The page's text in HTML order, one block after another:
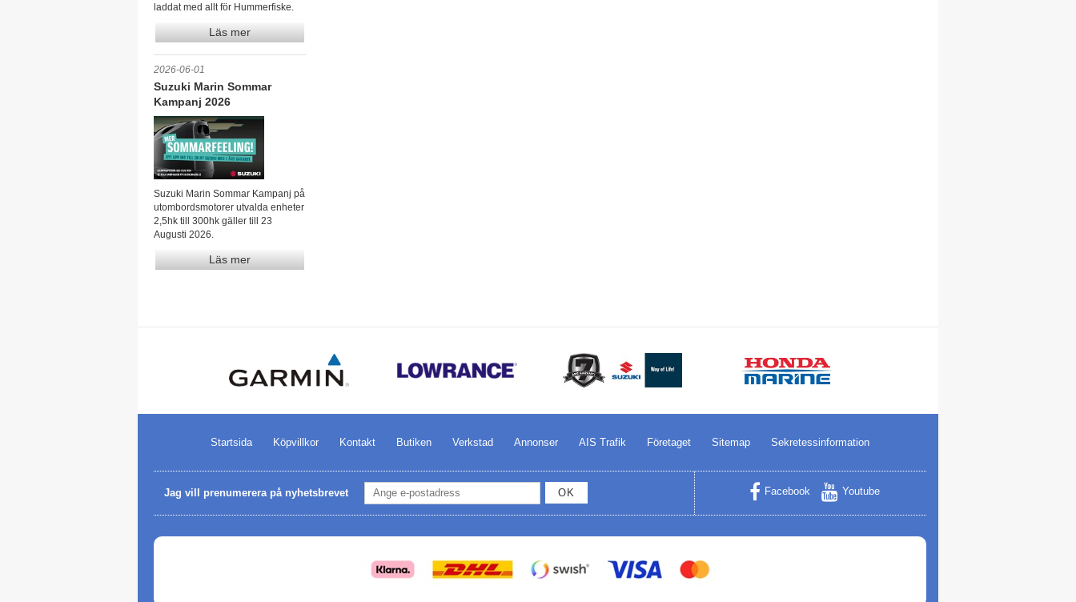
laddat med allt för Hummerfiske.
Läs mer
2026-06-01
Suzuki Marin Sommar
Kampanj 2026
Suzuki Marin Sommar Kampanj på
utombordsmotorer utvalda enheter
2,5hk till 300hk gäller till 23
Augusti 2026.
Läs mer
Startsida Köpvillkor Kontakt Butiken Verkstad Annonser AIS Trafik Företaget Sitemap Sekretessinformation
Jag vill prenumerera på nyhetsbrevet OK Facebook Youtube